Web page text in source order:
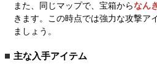
また、同じマップで、宝箱からなん
きます。この時点では強力な攻撃ア
ましょう。
主な入手アイテム